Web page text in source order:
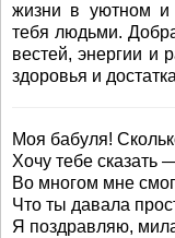
жизни в уютном и
тебя людьми.
вестей, энергии и
здоровья и
Моя бабуля!
Хочу тебе сказать
Во многом мне
Что ты давала
Я поздравляю,